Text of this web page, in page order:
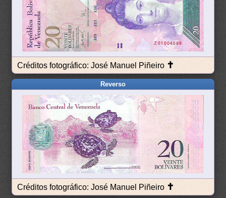
Créditos fotográfico: José Manuel Piñeiro ✝
Reverso
Créditos fotográfico: José Manuel Piñeiro ✝